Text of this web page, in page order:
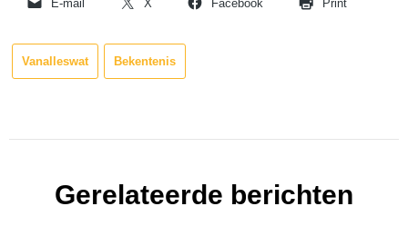
E-mail X Facebook Print
Vanalleswat Bekentenis
Gerelateerde berichten